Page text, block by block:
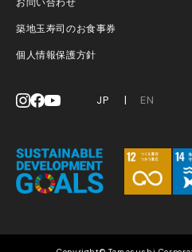
築地玉寿司のお食事券
個人情報保護方針
JP EN